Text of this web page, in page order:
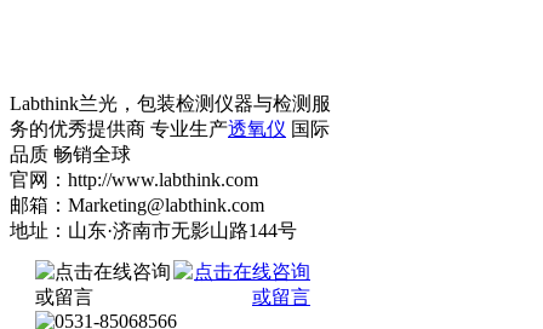
Labthink兰光，包装检测仪器与检测服
务的优秀提供商 专业生产透氧仪 国际
品质 畅销全球
官网：http://www.labthink.com
邮箱：Marketing@labthink.com
地址：山东·济南市无影山路144号